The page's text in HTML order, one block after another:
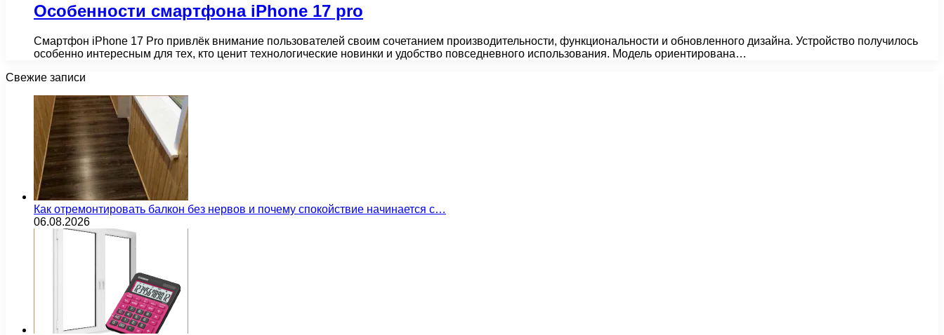
Особенности смартфона iPhone 17 pro
Смартфон iPhone 17 Pro привлёк внимание пользователей своим сочетанием производительности, функциональности и обновленного дизайна. Устройство получилось
особенно интересным для тех, кто ценит технологические новинки и удобство повседневного использования. Модель ориентирована…
Свежие записи
Как отремонтировать балкон без нервов и почему спокойствие начинается с…
06.08.2026